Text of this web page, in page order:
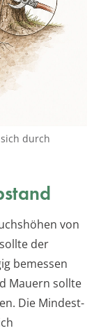
durch
von
der
bemessen
Mauern sollte
Die Mindest-